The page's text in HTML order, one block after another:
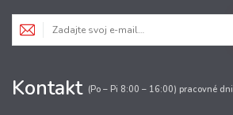
Kontakt (Po – Pi 8:00 – 16:00) pracovné dni